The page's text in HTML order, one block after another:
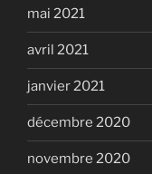
mai 2021
avril 2021
janvier 2021
décembre 2020
novembre 2020